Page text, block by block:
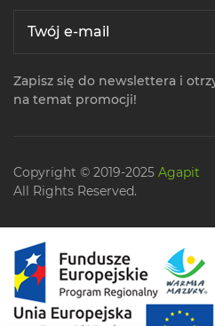
Zapisz się do newslettera i
na temat promocji!
Copyright © 2019-2025 Agapit
All Rights Reserved.